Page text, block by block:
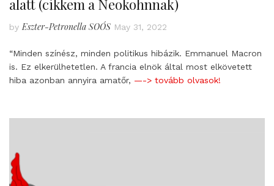
alatt (cikkem a Neokohnnak)
byEszter-Petronella SOÓS May 31, 2022
“Minden színész, minden politikus hibázik. Emmanuel Macron
is. Ez elkerülhetetlen. A francia elnök által most elkövetett
hiba azonban annyira amatőr, —-> tovább olvasok!